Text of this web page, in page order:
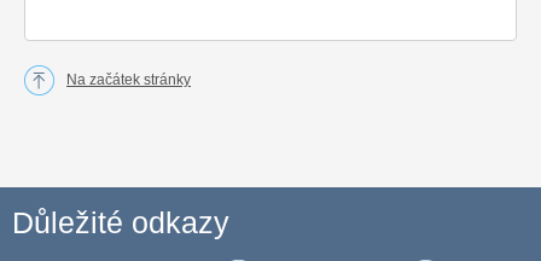
Na začátek stránky
Důležité odkazy